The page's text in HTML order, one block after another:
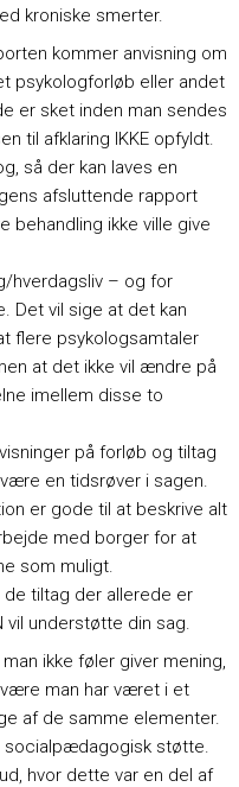
kroniske smerter.
kommer anvisning om
psykologforløb eller andet
er sket inden man sendes
til afklaring IKKE opfyldt.
så der kan laves en
afsluttende rapport
behandling ikke ville give
hverdagsliv – og for
Det vil sige at det kan
flere psykologsamtaler
at det ikke vil ændre på
imellem disse to
på forløb og tiltag
en tidsrøver i sagen.
er gode til at beskrive alt
med borger for at
som muligt.
de tiltag der allerede er
understøtte din sag.
ikke føler giver mening,
man har været i et
af de samme elementer.
socialpædagogisk støtte.
hvor dette var en del af